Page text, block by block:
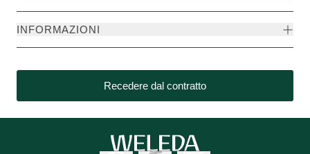
INFORMAZIONI
Recedere dal contratto